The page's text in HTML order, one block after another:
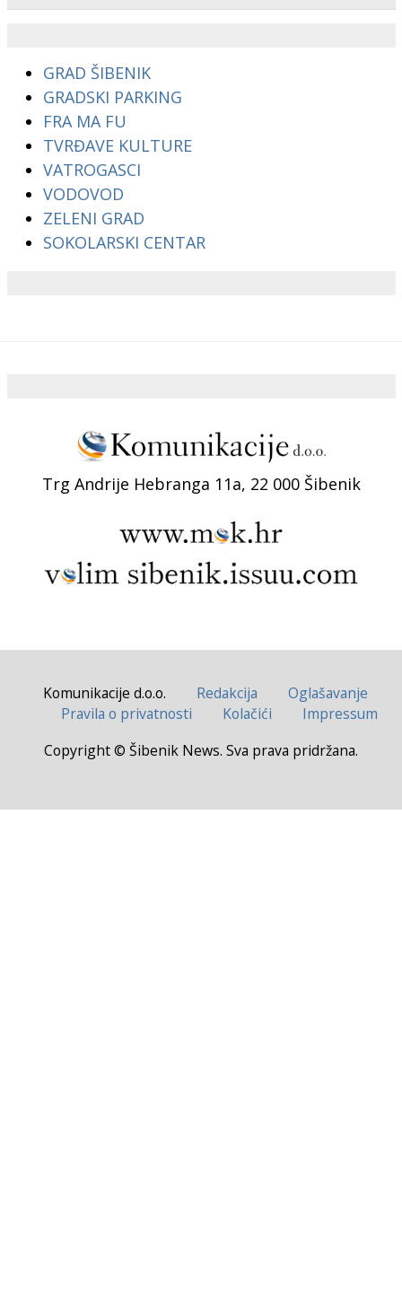
GRAD ŠIBENIK
GRADSKI PARKING
FRA MA FU
TVRĐAVE KULTURE
VATROGASCI
VODOVOD
ZELENI GRAD
SOKOLARSKI CENTAR
Trg Andrije Hebranga 11a, 22 000 Šibenik
Komunikacije d.o.o. Redakcija
Oglašavanje
Pravila o privatnosti
Kolačići
Impressum
Copyright © Šibenik News. Sva prava pridržana.